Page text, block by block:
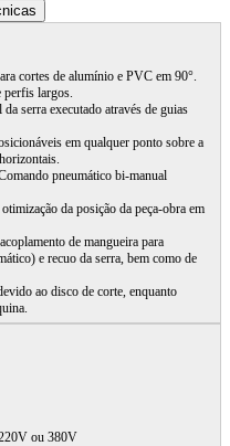
cortes de alumínio e PVC em 90°.
perfis largos.
serra executado através de guias
em qualquer ponto sobre a
pneumático bi-manual
da posição da peça-obra em
de mangueira para
e recuo da serra, bem como de
ao disco de corte, enquanto
ou 380V